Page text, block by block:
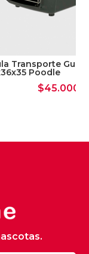
Transporte
Poodle
$45.000